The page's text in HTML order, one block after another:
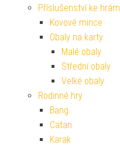
Příslušenství ke hrám
Kovové mince
Obaly na karty
Malé obaly
Střední obaly
Velké obaly
Rodinné hry
Bang
Catan
Karak